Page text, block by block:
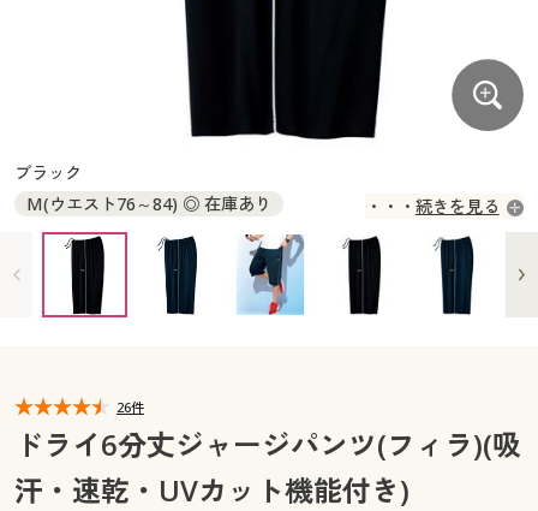
大きいサイズ レディース下着
大きいサイズ メンズ
大きいサイズ 事務・制服
商品カテゴリ一覧
カタログ・チラシからのご注文
デジタルカタログ
カタログ無料プレゼント
マイページ
閲覧履歴
大きいサイズ メンズ
大きいサイズ 事務・制服
カタログ・チラシからのご注文
カタログ無料プレゼント
会員メニュー
閲覧履歴
お気に入り
ブラック
M(ウエスト76～84) ◎ 在庫あり
L(ウエスト84～94) ◎ 在庫あり
LL(ウエスト94～104) ◎ 在庫あり
3L(ウエスト98～108) ◎ 在庫あり
続きを見る
26件
ドライ6分丈ジャージパンツ(フィラ)(吸
汗・速乾・UVカット機能付き)